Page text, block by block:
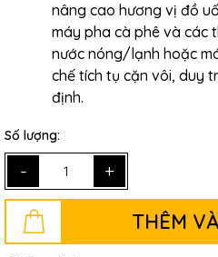
nâng cao hương vị đồ
máy pha cà phê và các
nước nóng/lạnh hoặc
chế tích tụ cặn vôi, duy
định.
Số lượng:
- +
THÊM